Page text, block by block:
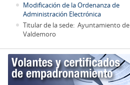
Modificación de la Ordenanza de
Administración Electrónica
Titular de la sede: Ayuntamiento de
Valdemoro